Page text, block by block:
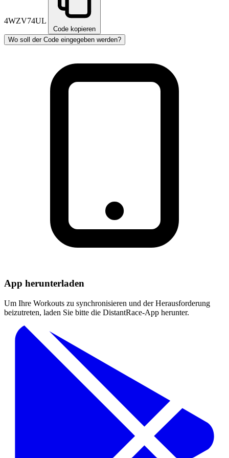
4WZV74UL
Code kopieren
Wo soll der Code eingegeben werden?
App herunterladen
Um Ihre Workouts zu synchronisieren und der Herausforderung
beizutreten, laden Sie bitte die DistantRace-App herunter.